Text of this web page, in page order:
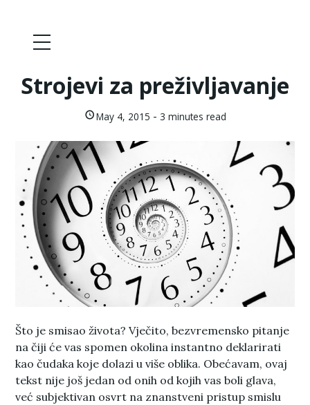
Strojevi za preživljavanje
May 4, 2015 - 3 minutes read
Što je smisao života? Vječito, bezvremensko pitanje
na čiji će vas spomen okolina instantno deklarirati
kao čudaka koje dolazi u više oblika. Obećavam, ovaj
tekst nije još jedan od onih od kojih vas boli glava,
već subjektivan osvrt na znanstveni pristup smislu